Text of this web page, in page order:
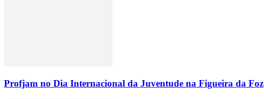
Profjam no Dia Internacional da Juventude na Figueira da Foz